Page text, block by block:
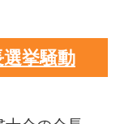
挙騒動